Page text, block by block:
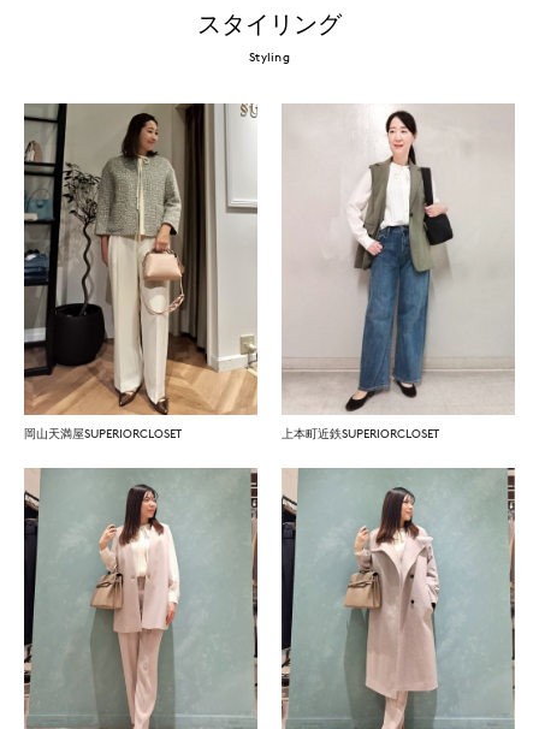
スタイリング
Styling
岡山天満屋SUPERIORCLOSET 上本町近鉄SUPERIORCLOSET